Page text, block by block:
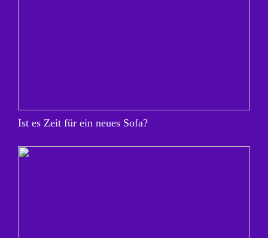
Ist es Zeit für ein neues Sofa?